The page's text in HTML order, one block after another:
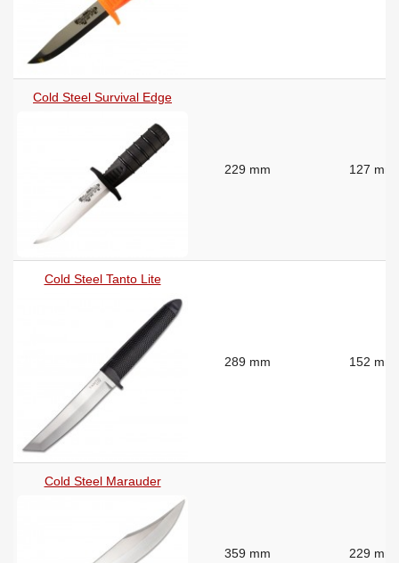
Cold Steel Survival Edge
229 mm 127 mm
Cold Steel Tanto Lite
289 mm 152 mm
Cold Steel Marauder
359 mm 229 mm